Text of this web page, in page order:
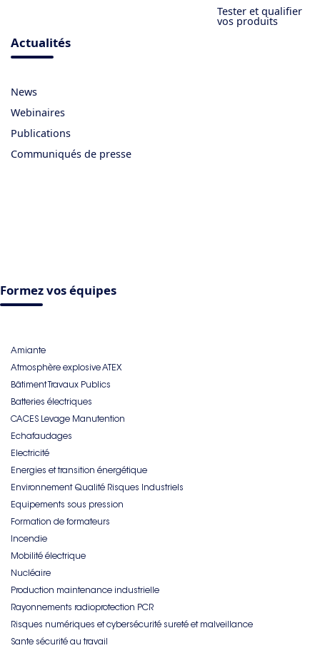
Tester et qualifier
vos produits
Actualités
News
Webinaires
Publications
Communiqués de presse
Formez vos équipes
Amiante
Atmosphère explosive ATEX
Bâtiment Travaux Publics
Batteries électriques
CACES Levage Manutention
Echafaudages
Electricité
Energies et transition énergétique
Environnement Qualité Risques Industriels
Equipements sous pression
Formation de formateurs
Incendie
Mobilité électrique
Nucléaire
Production maintenance industrielle
Rayonnements radioprotection PCR
Risques numériques et cybersécurité sureté et malveillance
Sante sécurité au travail